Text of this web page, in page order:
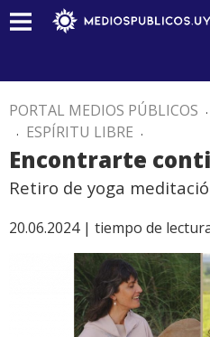
PORTAL MEDIOS PÚBLICOS .
. ESPÍRITU LIBRE .
Encontrarte
Retiro de yoga
20.06.2024 | tiempo de